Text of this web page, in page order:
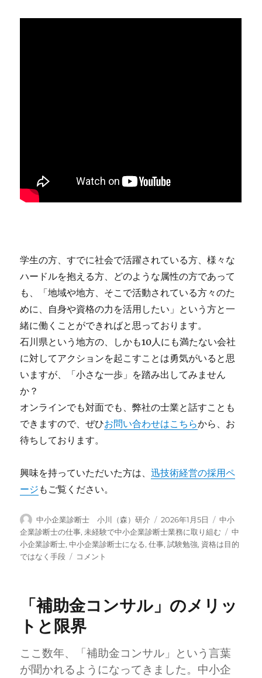
学生の方、すでに社会で活躍されている方、様々な
ハードルを抱える方、どのような属性の方であって
も、「地域や地方、そこで活動されている方々のた
めに、自身や資格の力を活用したい」という方と一
緒に働くことができればと思っております。
石川県という地方の、しかも10人にも満たない会社
に対してアクションを起こすことは勇気がいると思
いますが、「小さな一歩」を踏み出してみません
か？
オンラインでも対面でも、弊社の士業と話すことも
できますので、ぜひお問い合わせはこちらから、お
待ちしております。
興味を持っていただいた方は、迅技術経営の採用ペ
ージ もご覧ください。
投
稿
者
中小企業診断士 小川（森）研介
投
稿
日:
2026年1月5日
カ
テ
ゴ
中小
企業診断士の仕事, 未経験で中小企業診断士業務に取り組む
タ
グ
中
小企業診断士,中小企業診断士になる,仕事,試験勉強, 資格は目的
ではなく手段
【YouTube
2
回
前
資
格
コメント
「補助金コンサル」のメリッ
トと限界
ここ数年、「補助金コンサル」という言葉
が聞かれるようになってきました。中小企